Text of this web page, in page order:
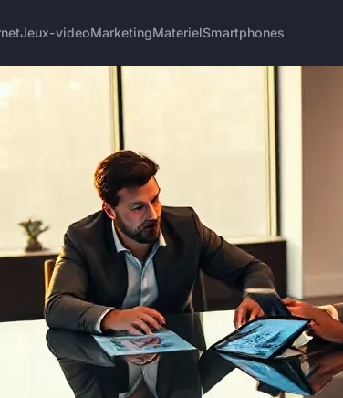
Jeux-videoMarketingMaterielSmartphones